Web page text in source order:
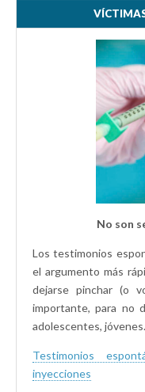
No son
Los testimonios
el argumento más
dejarse pinchar (o
importante, para no
adolescentes, jóvenes.
Testimonios
inyecciones